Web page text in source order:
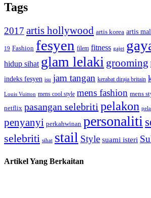
Tags
2017 artis hollywood artis korea artis
19 Fashion fesyen filem fitness gajet
hidup sihat glam lelaki grooming
indeks fesyen isu jam tangan kerabat diraja britain
Louis Vuitton mens cool style mens fashion mens
netflix pasangan selebriti pelakon
penyanyi perkahwinan personaliti
selebriti sihat stail Style suami isteri
Artikel Yang Berkaitan